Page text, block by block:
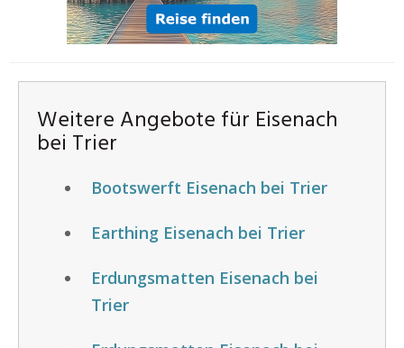
Weitere Angebote für Eisenach
bei Trier
Bootswerft Eisenach bei Trier
Earthing Eisenach bei Trier
Erdungsmatten Eisenach bei
Trier